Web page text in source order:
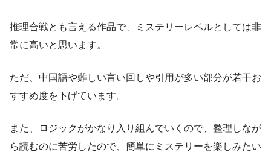
推理合戦とも言える作品で、ミステリーレベルとしては非
常に高いと思います。
ただ、中国語や難しい言い回しや引用が多い部分が若干お
すすめ度を下げています。
また、ロジックがかなり入り組んでいくので、整理しなが
ら読むのに苦労したので、簡単にミステリーを楽しみたい